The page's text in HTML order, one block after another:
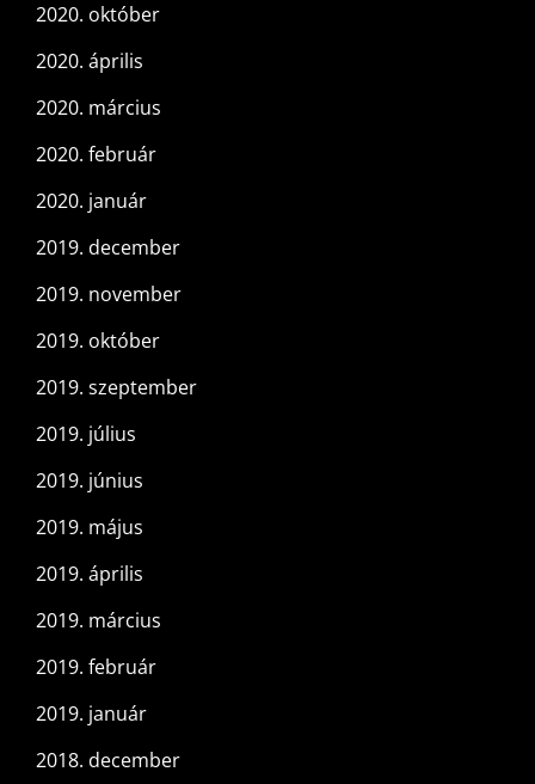
2020. október
2020. április
2020. március
2020. február
2020. január
2019. december
2019. november
2019. október
2019. szeptember
2019. július
2019. június
2019. május
2019. április
2019. március
2019. február
2019. január
2018. december